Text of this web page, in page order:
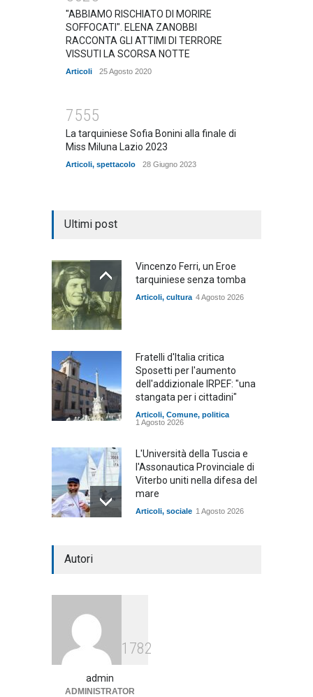
"ABBIAMO RISCHIATO DI MORIRE
SOFFOCATI". ELENA ZANOBBI
RACCONTA GLI ATTIMI DI TERRORE
VISSUTI LA SCORSA NOTTE
Articoli 25 Agosto 2020
7555
La tarquiniese Sofia Bonini alla finale di
Miss Miluna Lazio 2023
Articoli, spettacolo 28 Giugno 2023
Ultimi post
Vincenzo Ferri, un Eroe
tarquiniese senza tomba
Articoli, cultura 4 Agosto 2026
Fratelli d'Italia critica
Sposetti per l'aumento
dell'addizionale IRPEF: "una
stangata per i cittadini"
Articoli, Comune, politica
1 Agosto 2026
L'Università della Tuscia e
l'Assonautica Provinciale di
Viterbo uniti nella difesa del
mare
Articoli, sociale 1 Agosto 2026
arrivano i pagamenti PAC, la
Autori
1782
admin
ADMINISTRATOR